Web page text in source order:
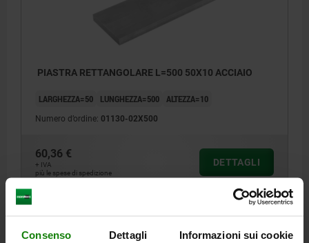
Consenso Dettagli Informazioni sui cookie
PIASTRA RETTANGOLARE L=500 50X10 ACCIAIO
LARGHEZZA=50 LUNGHEZZA=500 ALTEZZA=10
Numero d’ordine: 01130-02X500
60,36 €
+ IVA
più le spese di spedizione
DETTAGLI